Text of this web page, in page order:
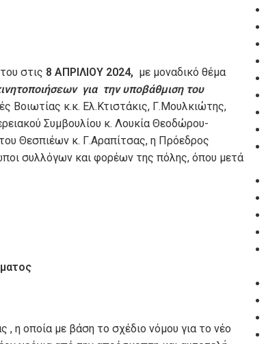
στις 8 ΑΠΡΙΛΙΟΥ 2024, με μοναδικό θέμα
για την υποβάθμιση του
Βοιωτίας κ.κ. Ελ.Κτιστάκις, Γ.Μουλκιώτης,
Συμβουλίου κ. Λουκία Θεοδώρου-
Θεσπιέων κ. Γ.Αραπίτσας, η Πρόεδρος
συλλόγων και φορέων της πόλης, όπου μετά
η οποία με βάση το σχέδιο νόμου για το νέο